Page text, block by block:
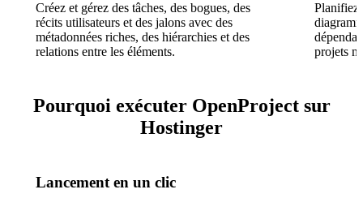
Créez et gérez des tâches, des bogues, des
récits utilisateurs et des jalons avec des
métadonnées riches, des hiérarchies et des
relations entre les éléments.
Planifiez
projets
Pourquoi exécuter OpenProject sur
Hostinger
Lancement en un clic